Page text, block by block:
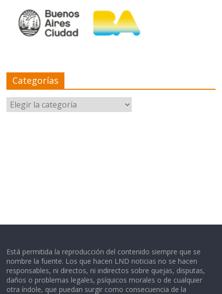
Categorías
Categorías
Está permitida la reproducción del contenido siempre que se
nombre la fuente. Los que hacen LND noticias no se hacen
responsables, ni directos, ni indirectos sobre quejas, disputas,
daños o problemas legales, psíquicos morales o de cualquier
otra índole, que puedan surgir como consecuencia de la